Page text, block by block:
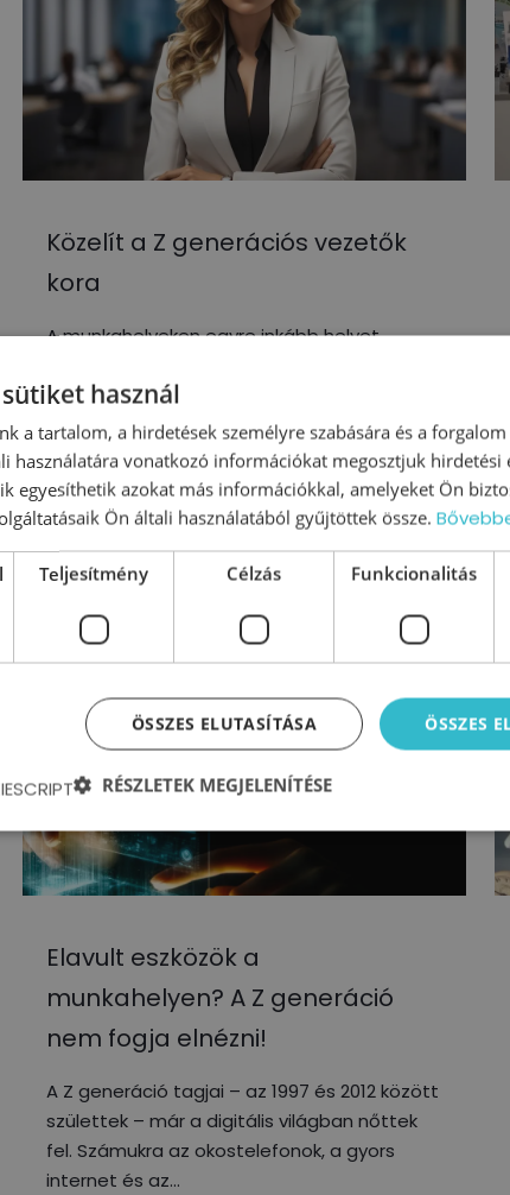
Közelít a Z generációs vezetők
kora
A munkahelyeken egyre inkább helyet
a vezetői pozíciókban is jelen lesznek. Ahogy
a munkavállalók összetétele átalakul, a
vállalkozásoknak és
0 Tovább olvasom
Elavult eszközök a
munkahelyen? A Z generáció
nem fogja elnézni!
A Z generáció tagjai – az 1997 és 2012 között
születtek – már a digitális világban nőttek
fel. Számukra az okostelefonok, a gyors
internet és az
használ
a tartalom, a hirdetések személyre szabására és a forgalom
használatára vonatkozó információkat megosztjuk hirdetési
egyesíthetik azokat más információkkal, amelyeket Ön
Ön általi használatából gyűjtöttek össze.
Teljesítmény Célzás Funkcionalitás
ÖSSZES
ÖSSZES ELUTASÍTÁSA
RÉSZLETEK MEGJELENÍTÉSE